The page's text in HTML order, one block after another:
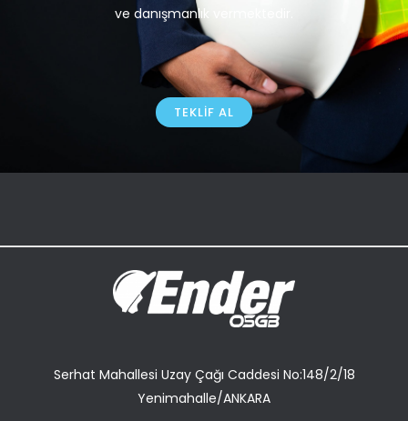
ve danışmanlık vermektedir.
TEKLIF AL
Serhat Mahallesi Uzay Çağı Caddesi No:148/2/18
Yenimahalle/ANKARA